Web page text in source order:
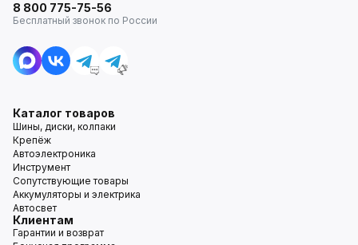
8 800 775-75-56
Бесплатный звонок по России
Каталог товаров
Шины, диски, колпаки
Крепёж
Автоэлектроника
Инструмент
Сопутствующие товары
Аккумуляторы и электрика
Автосвет
Клиентам
Гарантии и возврат